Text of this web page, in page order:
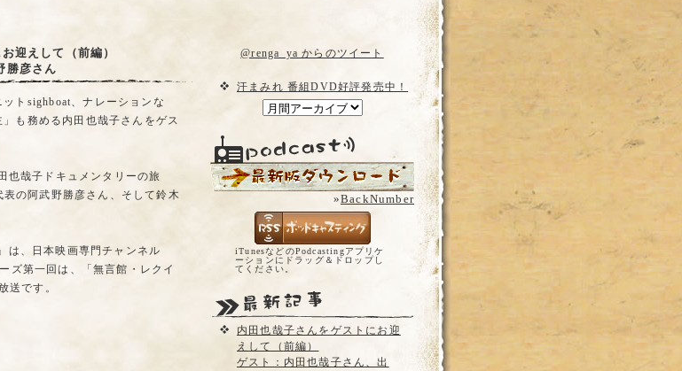
迎えして（前編）
勝彦さん
トsighboat、ナレーションな
も務める内田也哉子さんをゲス
也哉子ドキュメンタリーの旅
表の阿武野勝彦さん、そして鈴木
は、日本映画専門チャンネル
ズ第一回は、「無言館・レクイ
送です。
@renga_ya からのツイート
汗まみれ 番組DVD好評発売中！
»BackNumber
iTunesなどのPodcastingアプリケ
ーションにドラッグ＆ドロップし
てください。
内田也哉子さんをゲストにお迎
えして（前編）
ゲスト：内田也哉子さん、出